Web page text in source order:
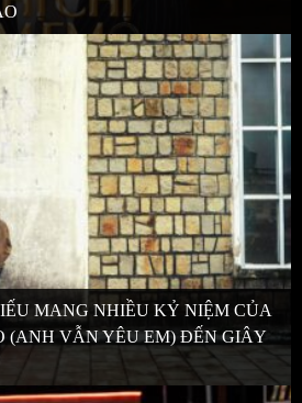
MANG NHIỀU KỶ NIỆM CỦA
(ANH VẪN YÊU EM) ĐẾN GIÂY